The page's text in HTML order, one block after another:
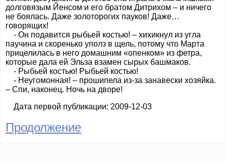
долговязым Йенсом и его братом Дитрихом – и ничего
не боялась. Даже золоторогих пауков! Даже…
говорящих!
- Он подавится рыбьей костью! – хихикнул из угла
паучина и скоренько уполз в щель, потому что Марта
прицелилась в него домашним «опенком» из фетра,
которые дала ей Эльза взамен сырых башмаков.
- Рыбьей костью! Рыбьей костью!
- Неугомонная! – прошипела из-за занавески хозяйка.
– Спи, наконец. Ночь на дворе!
Дата первой публикации: 2009-12-03
Продолжение